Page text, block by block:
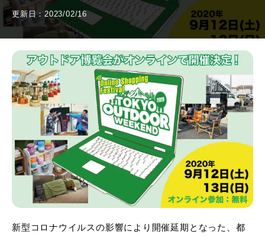
更新日：2023/02/16
新型コロナウイルスの影響により開催延期となった、都